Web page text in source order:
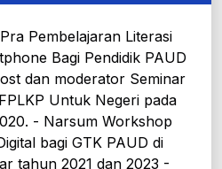
Pembelajaran Literasi
Bagi Pendidik PAUD
dan moderator Seminar
Untuk Negeri pada
- Narsum Workshop
bagi GTK PAUD di
tahun 2021 dan 2023 -